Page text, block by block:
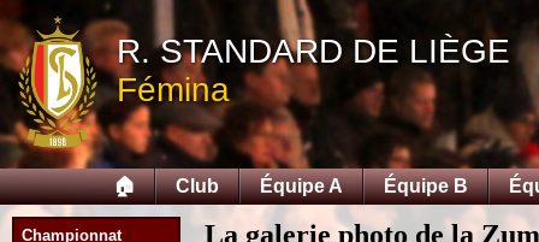
R. STANDARD DE LIÈGE
Fémina
🏠 Club Équipe A Équipe B
Championnat
La galerie photo de la